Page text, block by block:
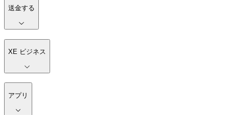
送金する
XE ビジネス
アプリ